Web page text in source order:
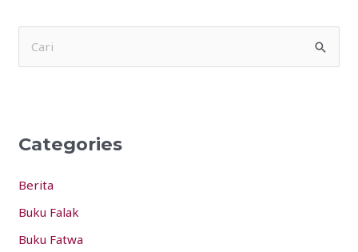
c
f
o
r
Categories
Berita
Buku Falak
Buku Fatwa